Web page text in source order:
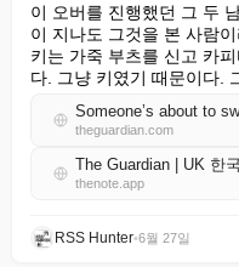
이 오버를 진행했던 그 두
이 지나도 그것을 본 사람
키는 가죽 부츠를 신고 카
다. 그냥 키였기 때문이다.
Someone’s about to
theguardian.com
The Guardian | UK 한
thenote.app
RSS Hunter•6월 27일